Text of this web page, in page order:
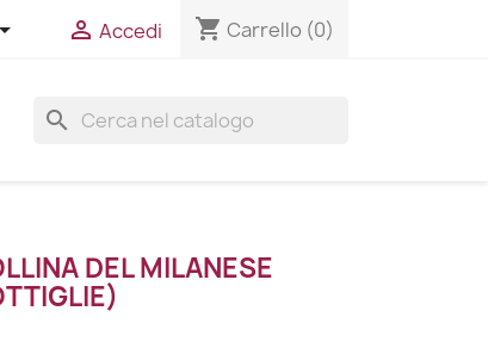
 Accedi shopping_cart Carrello (0)
search
DEL MILANESE